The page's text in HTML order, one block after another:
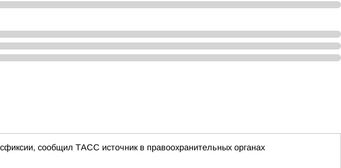
сообщил ТАСС источник в правоохранительных органах